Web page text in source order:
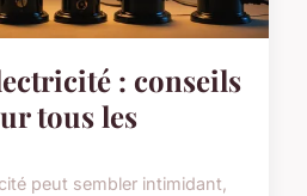
: conseils
tous les
peut sembler intimidant,